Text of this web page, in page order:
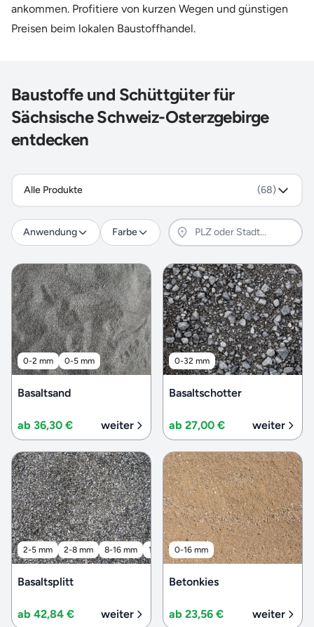
ankommen. Profitiere von kurzen Wegen und günstigen
Preisen beim lokalen Baustoffhandel.
Baustoffe und Schüttgüter für
Sächsische Schweiz-Osterzgebirge
entdecken
Alle Produkte (68)
Anwendung Farbe
0-2 mm 0-5 mm
Basaltsand
ab 36,30 € weiter
0-32 mm
Basaltschotter
ab 27,00 € weiter
2-5 mm 2-8 mm 8-16 mm 16-32 mm 32-56 mm
Basaltsplitt
ab 42,84 € weiter
0-16 mm
Betonkies
ab 23,56 € weiter